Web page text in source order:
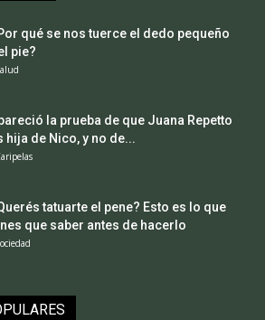
qué se nos tuerce el dedo pequeño
pie?
la prueba de que Juana Repetto
hija de Nico, y no de...
tatuarte el pene? Esto es lo que
que saber antes de hacerlo